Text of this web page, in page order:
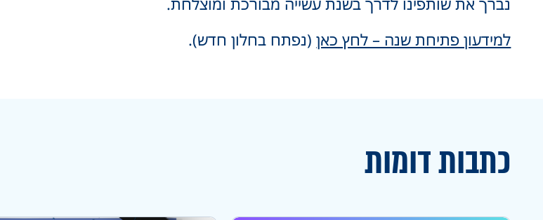
למידעון פתיחת שנה – לחץ כאן(נפתח בחלון חדש).
כתבות דומות